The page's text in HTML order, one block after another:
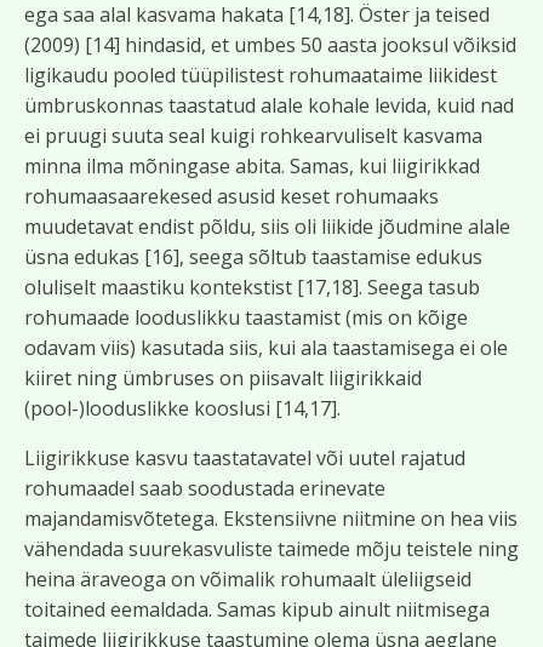
ega saa alal kasvama hakata [14,18]. Öster ja teised
(2009) [14] hindasid, et umbes 50 aasta jooksul võiksid
ligikaudu pooled tüüpilistest rohumaataime liikidest
ümbruskonnas taastatud alale kohale levida, kuid nad
ei pruugi suuta seal kuigi rohkearvuliselt kasvama
minna ilma mõningase abita. Samas, kui liigirikkad
rohumaasaarekesed asusid keset rohumaaks
muudetavat endist põldu, siis oli liikide jõudmine alale
üsna edukas [16], seega sõltub taastamise edukus
oluliselt maastiku kontekstist [17,18]. Seega tasub
rohumaade looduslikku taastamist (mis on kõige
odavam viis) kasutada siis, kui ala taastamisega ei ole
kiiret ning ümbruses on piisavalt liigirikkaid
(pool-)looduslikke kooslusi [14,17].
Liigirikkuse kasvu taastatavatel või uutel rajatud
rohumaadel saab soodustada erinevate
majandamisvõtetega. Ekstensiivne niitmine on hea viis
vähendada suurekasvuliste taimede mõju teistele ning
heina äraveoga on võimalik rohumaalt üleliigseid
toitained eemaldada. Samas kipub ainult niitmisega
taimede liigirikkuse taastumine olema üsna aeglane